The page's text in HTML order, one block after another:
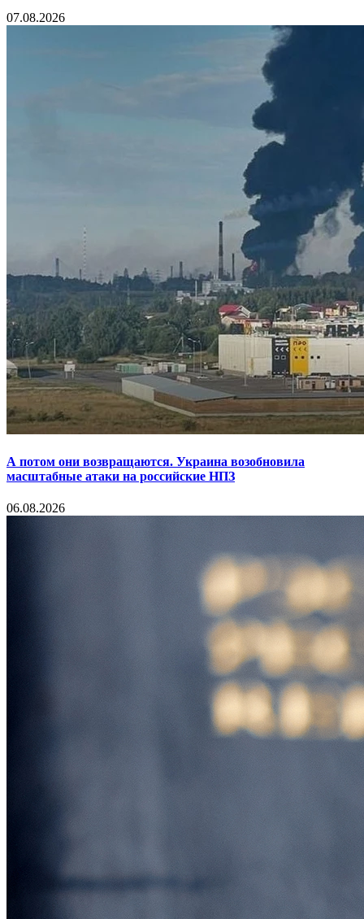
07.08.2026
А потом они возвращаются. Украина возобновила
масштабные атаки на российские НПЗ
06.08.2026